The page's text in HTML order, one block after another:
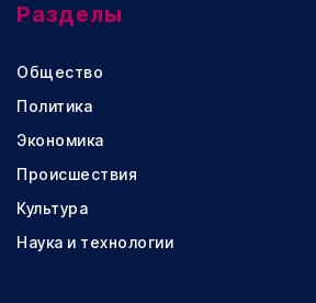
Разделы
Общество
Политика
Экономика
Происшествия
Культура
Наука и технологии